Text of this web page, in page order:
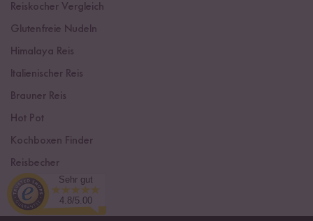
Reiskocher Vergleich
Glutenfreie Nudeln
Himalaya Reis
Italienischer Reis
Brauner Reis
Hot Pot
Kochboxen Finder
Reisbecher
Sushi Einsteiger Box
Sehr gut
4.8/5.00